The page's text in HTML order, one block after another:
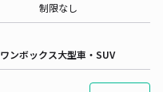
制限なし
ワンボックス大型車・SUV